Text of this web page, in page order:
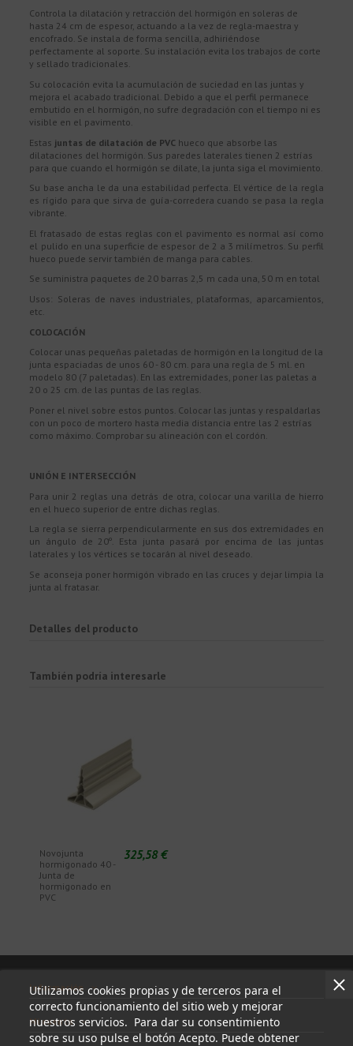
Controla la dilatación y retracción del hormigón en soleras de
hasta 24 cm de espesor, actuando a la vez de regla-maestra y
encofrado. Se instala de forma sencilla, adhiriéndose
perfectamente al soporte. Su instalación evita los trabajos de corte
y sellado tradicionales.
Su colocación evita la acumulación de suciedad en las juntas y
mejora el acabado tradicional. Debido a que el perfil permanece
embutido en el hormigón, no sufre degradación con el tiempo ni es
visible en el pavimento.
Estas juntas de dilatación de PVC hueco que absorbe las
dilataciones del hormigón. Sus paredes laterales tienen 2 estrías
para que cuando el hormigón se dilate, la junta siga el movimiento.
Su base ancha le da una estabilidad perfecta. El vértice de la regla
es rígido para que sirva de guía-corredera cuando se pasa la regla
vibrante.
El fratasado de estas reglas con el pavimento es normal así como
el pulido en una superficie de espesor de 2 a 3 milímetros. Su perfil
hueco puede servir también de manga para cables.
Se suministra paquetes de 20 barras 2,5 m cada una, 50 m en total
Usos: Soleras de naves industriales, plataformas, aparcamientos,
etc.
COLOCACIÓN
Colocar unas pequeñas paletadas de hormigón en la longitud de la
junta espaciadas de unos 60 - 80 cm. para una regla de 5 ml. en
modelo 80 (7 paletadas). En las extremidades, poner las paletas a
20 o 25 cm. de las puntas de las reglas.
Poner el nivel sobre estos puntos. Colocar las juntas y respaldarlas
con un poco de mortero hasta media distancia entre las 2 estrías
como máximo. Comprobar su alineación con el cordón.
UNIÓN E INTERSECCIÓN
Para unir 2 reglas una detrás de otra, colocar una varilla de hierro
en el hueco superior de entre dichas reglas.
La regla se sierra perpendicularmente en sus dos extremidades en
un ángulo de 20º. Esta junta pasará por encima de las juntas
laterales y los vértices se tocarán al nivel deseado.
Se aconseja poner hormigón vibrado en las cruces y dejar limpia la
junta al fratasar.
Detalles del producto
También podría interesarle
Novojunta
hormigonado 40 -
Junta de
hormigonado en
PVC
325,58 €
Utilizamos cookies propias y de terceros para el
correcto funcionamiento del sitio web y mejorar
nuestros servicios. Para dar su consentimiento
sobre su uso pulse el botón Acepto. Puede obtener
Información
Mi cuenta